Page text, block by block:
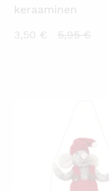
keraaminen
3,50 €
Nykyinen
5,95€